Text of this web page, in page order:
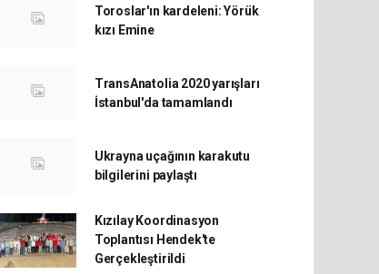
Toroslar'ın kardeleni: Yörük
kızı Emine
TransAnatolia 2020 yarışları
İstanbul'da tamamlandı
Ukrayna uçağının karakutu
bilgilerini paylaştı
Kızılay Koordinasyon
Toplantısı Hendek'te
Gerçekleştirildi